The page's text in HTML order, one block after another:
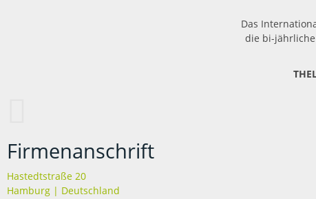
Das
die bi-jährliche
Firmenanschrift
Hastedtstraße 20
Hamburg | Deutschland